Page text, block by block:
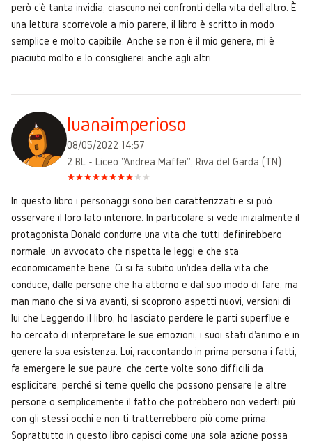
però c'è tanta invidia, ciascuno nei confronti della vita dell'altro. È
una lettura scorrevole a mio parere, il libro è scritto in modo
semplice e molto capibile. Anche se non è il mio genere, mi è
piaciuto molto e lo consiglierei anche agli altri.
luanaimperioso
08/05/2022 14:57
2 BL - Liceo "Andrea Maffei", Riva del Garda (TN)
In questo libro i personaggi sono ben caratterizzati e si può
osservare il loro lato interiore. In particolare si vede inizialmente il
protagonista Donald condurre una vita che tutti definirebbero
normale: un avvocato che rispetta le leggi e che sta
economicamente bene. Ci si fa subito un'idea della vita che
conduce, dalle persone che ha attorno e dal suo modo di fare, ma
man mano che si va avanti, si scoprono aspetti nuovi, versioni di
lui che Leggendo il libro, ho lasciato perdere le parti superflue e
ho cercato di interpretare le sue emozioni, i suoi stati d'animo e in
genere la sua esistenza. Lui, raccontando in prima persona i fatti,
fa emergere le sue paure, che certe volte sono difficili da
esplicitare, perché si teme quello che possono pensare le altre
persone o semplicemente il fatto che potrebbero non vederti più
con gli stessi occhi e non ti tratterrebbero più come prima.
Soprattutto in questo libro capisci come una sola azione possa